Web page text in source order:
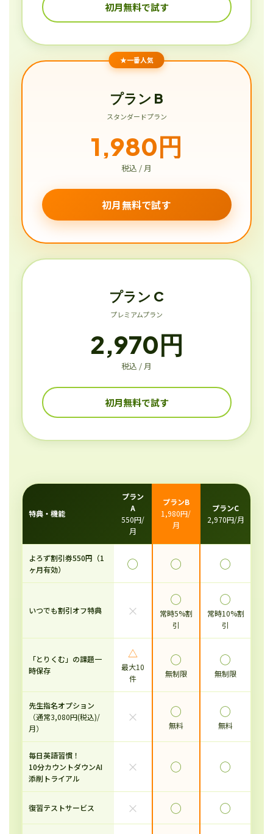
初月無料で試す
★一番人気
プラン B
スタンダードプラン
1,980円
税込 / 月
初月無料で試す
プラン C
プレミアムプラン
2,970円
税込 / 月
初月無料で試す
特典・機能
プラン
A
550円/
月
プランB
1,980円/
月
プランC
2,970円/月
よろず割引券550円（1
ヶ月有効）
◯ ◯ ◯
いつでも割引オフ特典 ×
◯
常時5%割
引
◯
常時10%割
引
「とりくむ」の課題一
時保存
△
最大10
件
◯
無制限
◯
無制限
先生指名オプション
（通常3,080円(税込)/
月）
× ◯
無料
◯
無料
毎日英語習慣！
10分カウントダウンAI
添削トライアル
× ◯ ◯
復習テストサービス × ◯ ◯